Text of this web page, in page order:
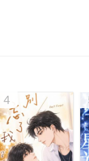
編。
男人，也足夠讓雙
來高仕德的不聞不
4